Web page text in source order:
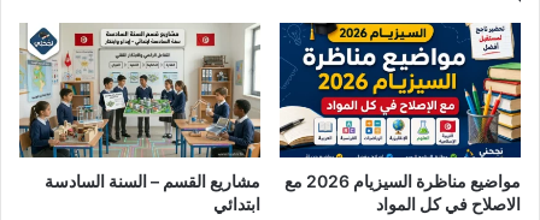
مواضيع مناظرة السيزيام 2026 مع
الاصلاح في كل المواد
مشاريع القسم – السنة السادسة
ابتدائي